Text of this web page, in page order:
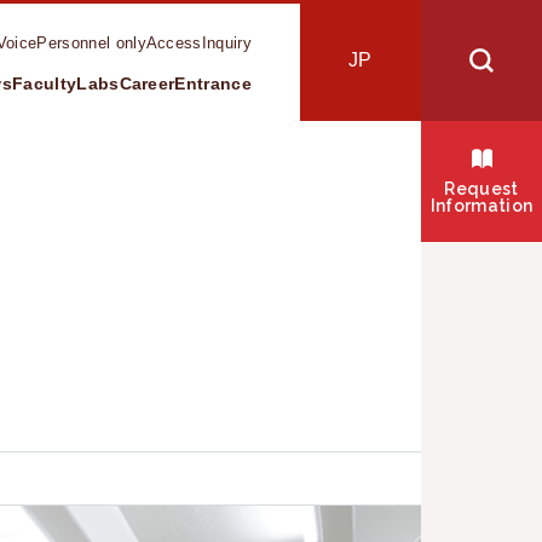
Personnel onlyAccess Inquiry
FacultyLabsCareerEntrance
JP
Request
Information